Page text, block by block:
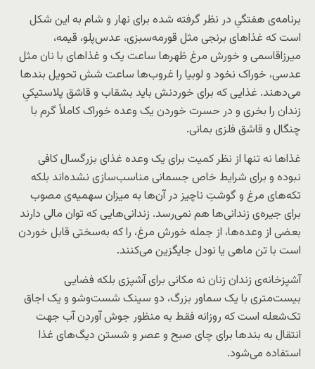
برنامه‌ی هفتگیِ در نظر گرفته شده برای نهار و شام به این شکل
است که غذاهای برنجی مثل قورمه‌سبزی، عدس‌پلو، قیمه،
میرزاقاسمی و خورش مرغ ظهرها ساعت یک و غذاهای با نان مثل
عدسی، خوراک نخود و لوبیا را غروب‌ها ساعت شش تحویل بندها
می‌دهند. غذایی که برای خوردنش باید بشقاب و قاشق پلاستیکیِ
زندان را بخری و در حسرت خوردن یک وعده خوراک کاملاً گرم با
چنگال و قاشق فلزی بمانی.
غذاها نه تنها از نظر کمیت برای یک وعده غذای بزرگسال کافی
نبوده و برای شرایط خاص جسمانی مناسب‌سازی نشده‌اند بلکه
تکه‌های مرغ و گوشتِ ناچیز در آن‌ها به میزان سهمیه‌ی مصوب
برای جیره‌ی زندانی‌ها هم نمی‌رسد. زندانی‌هایی که توان مالی دارند
بعضی از وعده‌ها، از جمله خورش مرغ، را که به‌سختی قابل خوردن
است با تن ماهی یا نودل جایگزین می‌کنند.
آشپزخانه‌ی زندان زنان نه مکانی برای آشپزی بلکه فضایی
بیست‌متری با یک سماور بزرگ، دو سینک شست‌وشو و یک اجاق
تک‌شعله است که روزانه فقط به منظور جوش آوردن آب جهت
انتقال به بندها برای چای صبح و عصر و شستن دیگ‌های غذا
استفاده می‌شود.